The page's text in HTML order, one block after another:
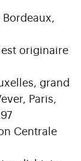
originaire
grand
Paris,
Centrale